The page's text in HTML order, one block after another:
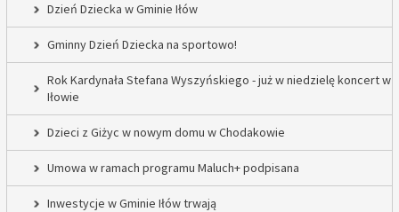
Dzień Dziecka w Gminie Iłów
Gminny Dzień Dziecka na sportowo!
Rok Kardynała Stefana Wyszyńskiego - już w niedzielę koncert w
Iłowie
Dzieci z Giżyc w nowym domu w Chodakowie
Umowa w ramach programu Maluch+ podpisana
Inwestycje w Gminie Iłów trwają